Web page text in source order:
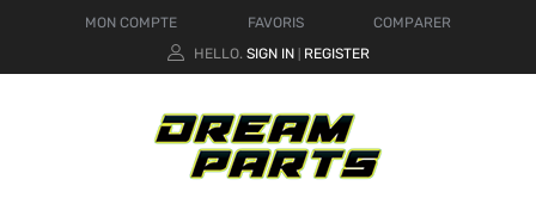
MON COMPTE FAVORIS
COMPARER
HELLO. SIGN IN REGISTER